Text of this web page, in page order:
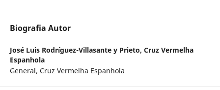
Biografia Autor
José Luis Rodríguez-Villasante y Prieto, Cruz Vermelha
Espanhola
General, Cruz Vermelha Espanhola